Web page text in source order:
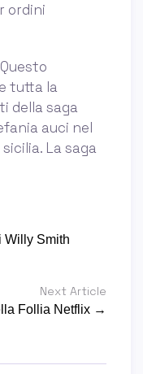
ordini
tutta la
della saga
auci nel
La saga
Willy Smith
Next Article
Follia Netflix →